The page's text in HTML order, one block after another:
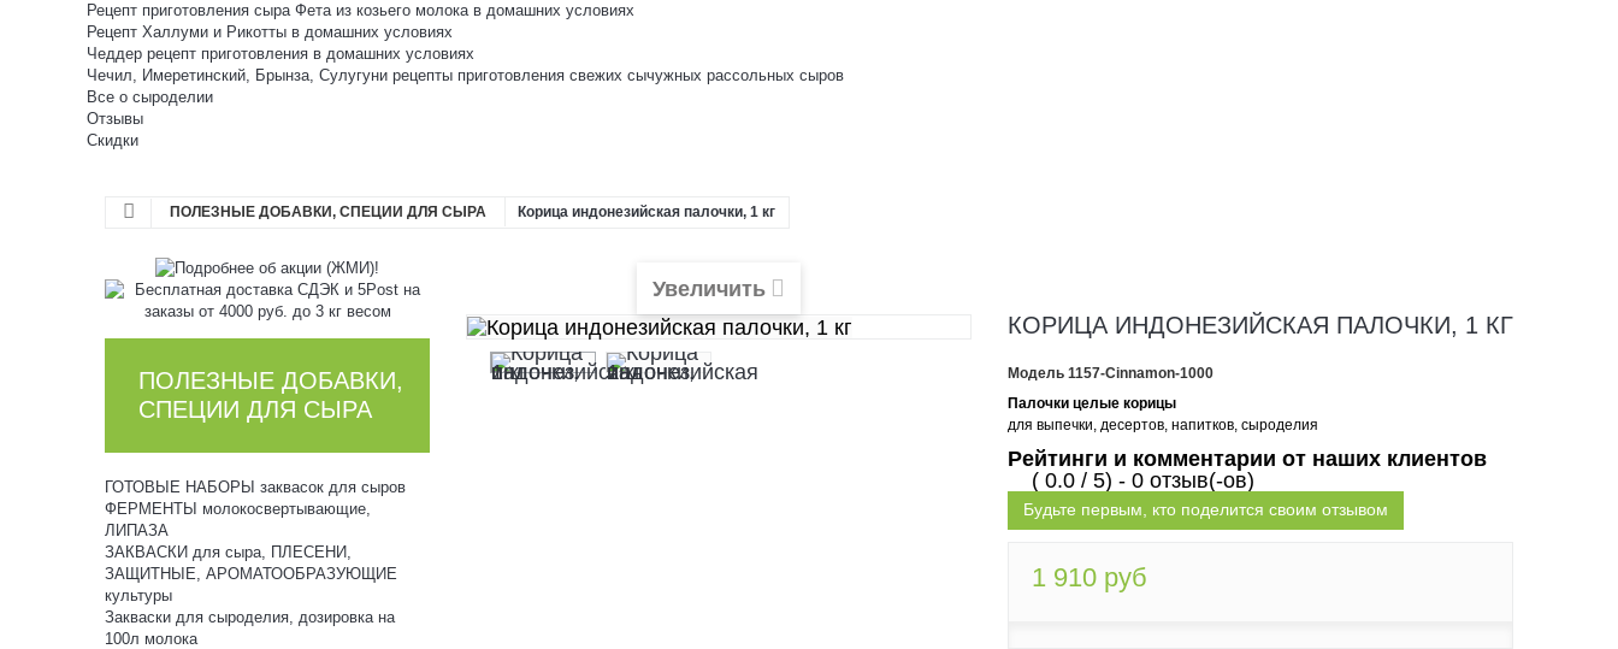
Рецепт приготовления сыра Фета из козьего молока в домашних условиях
Рецепт Халлуми и Рикотты в домашних условиях
Чеддер рецепт приготовления в домашних условиях
Чечил, Имеретинский, Брынза, Сулугуни рецепты приготовления свежих сычужных рассольных сыров
Все о сыроделии
Отзывы
Скидки
ПОЛЕЗНЫЕ ДОБАВКИ, СПЕЦИИ ДЛЯ СЫРА Корица индонезийская палочки, 1 кг
ПОЛЕЗНЫЕ ДОБАВКИ,
СПЕЦИИ ДЛЯ СЫРА
ГОТОВЫЕ НАБОРЫ заквасок для сыров
ФЕРМЕНТЫ молокосвертывающие,
ЛИПАЗА
ЗАКВАСКИ для сыра, ПЛЕСЕНИ,
ЗАЩИТНЫЕ, АРОМАТООБРАЗУЮЩИЕ
культуры
Закваски для сыроделия, дозировка на
100л молока
Увеличить
КОРИЦА ИНДОНЕЗИЙСКАЯ ПАЛОЧКИ, 1 КГ
Модель 1157-Cinnamon-1000
Палочки целые корицы
для выпечки, десертов, напитков, сыроделия
Рейтинги и комментарии от наших клиентов
( 0.0 / 5) - 0 отзыв(-ов)
Будьте первым, кто поделится своим отзывом
1 910 руб